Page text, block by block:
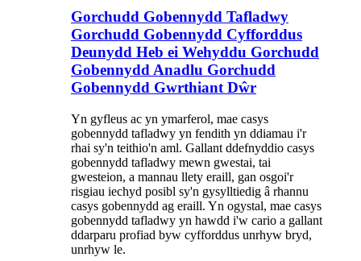
Gorchudd Gobennydd Tafladwy
Gorchudd Gobennydd Cyfforddus
Deunydd Heb ei Wehyddu Gorchudd
Gobennydd Anadlu Gorchudd
Gobennydd Gwrthiant Dŵr
Yn gyfleus ac yn ymarferol, mae casys
gobennydd tafladwy yn fendith yn ddiamau i'r
rhai sy'n teithio'n aml. Gallant ddefnyddio casys
gobennydd tafladwy mewn gwestai, tai
gwesteion, a mannau llety eraill, gan osgoi'r
risgiau iechyd posibl sy'n gysylltiedig â rhannu
casys gobennydd ag eraill. Yn ogystal, mae casys
gobennydd tafladwy yn hawdd i'w cario a gallant
ddarparu profiad byw cyfforddus unrhyw bryd,
unrhyw le.